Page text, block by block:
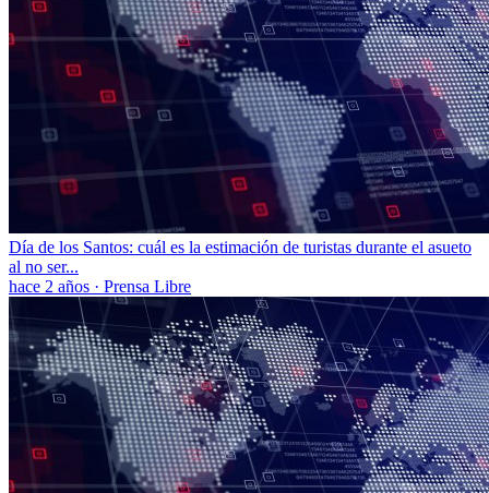
Día de los Santos: cuál es la estimación de turistas durante el asueto
al no ser...
hace 2 años · Prensa Libre